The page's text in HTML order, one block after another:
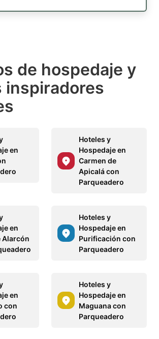
de hospedaje y
inspiradores
en
Hoteles y
Hospedaje en
Carmen de
Apicalá con
Parqueadero
en
Alarcón
Hoteles y
Hospedaje en
Purificación con
Parqueadero
en
con
Hoteles y
Hospedaje en
Maguana con
Parqueadero